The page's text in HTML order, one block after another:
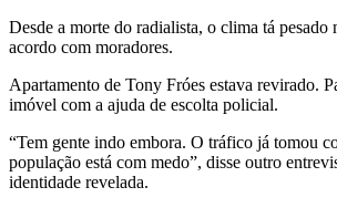
Desde a morte do radialista, o clima tá
acordo com moradores.
Apartamento de Tony Fróes estava revirado.
imóvel com a ajuda de escolta policial.
“Tem gente indo embora. O tráfico já tomou
população está com medo”, disse outro
identidade revelada.